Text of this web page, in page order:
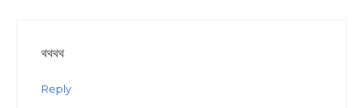
থথথথ
Reply